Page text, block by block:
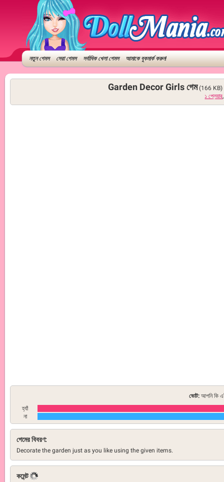
নতুন গেমস সেরা গেমস সর্বাধিক খেলা গেমস আমাকে বুকমার্ক করুন!
Garden Decor Girls গেম(166 KB)
১ প্লেয়ার
ভোট: আপনি কি
হ্যাঁ
না
গেমের বিবরণ:
Decorate the garden just as you like using the given items.
কমেন্ট